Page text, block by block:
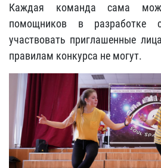
Каждая команда сама
помощников в разработке
участвовать приглашенные
правилам конкурса не могут.